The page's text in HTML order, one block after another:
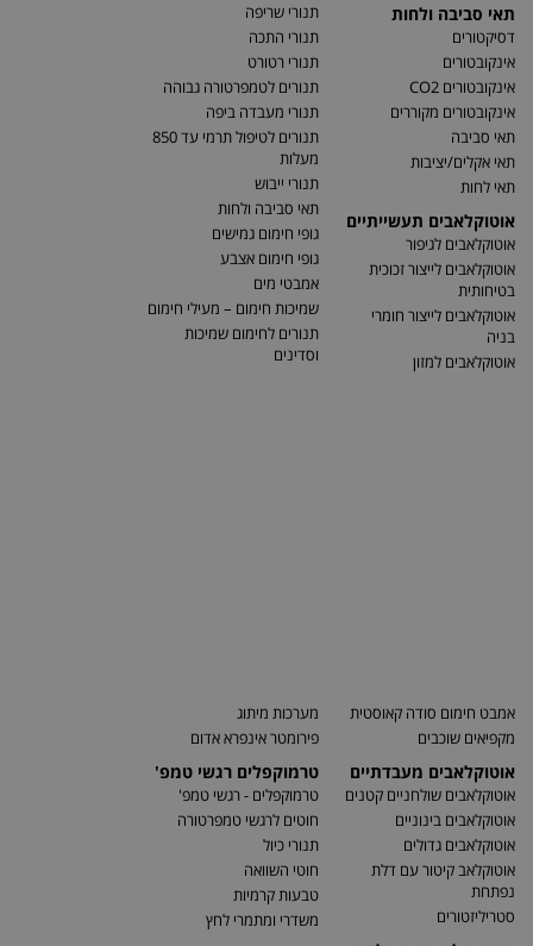
תאי סביבה ולחות
דסיקטורים
אינקובטורים
אינקובטורים CO2
אינקובטורים מקוררים
תאי סביבה
תאי אקלים/יציבות
תאי לחות
אוטוקלאבים תעשייתיים
אוטוקלאבים לגיפור
אוטוקלאבים לייצור זכוכית
בטיחותית
אוטוקלאבים לייצור חומרי
בניה
אוטוקלאבים למזון
תנורי שריפה
תנורי התכה
תנורי רטורט
תנורים לטמפרטורה גבוהה
תנורי מעבדה ביפה
תנורים לטיפול תרמי עד 850
מעלות
תנורי ייבוש
תאי סביבה ולחות
גופי חימום גמישים
גופי חימום אצבע
אמבטי מים
שמיכות חימום – מעילי חימום
תנורים לחימום שמיכות
וסדינים
אמבט חימום סודה קאוסטית
מקפיאים שוכבים
אוטוקלאבים מעבדתיים
אוטוקלאבים שולחניים קטנים
אוטוקלאבים בינוניים
אוטוקלאבים גדולים
אוטוקלאב קיטור עם דלת
נפתחת
סטריליזטורים
מערכות מיתוג
פירומטר אינפרא אדום
טרמוקפלים רגשי טמפ'
טרמוקפלים - רגשי טמפ'
חוטים לרגשי טמפרטורה
תנורי כיול
חוטי השוואה
טבעות קרמיות
משדרי ומתמרי לחץ